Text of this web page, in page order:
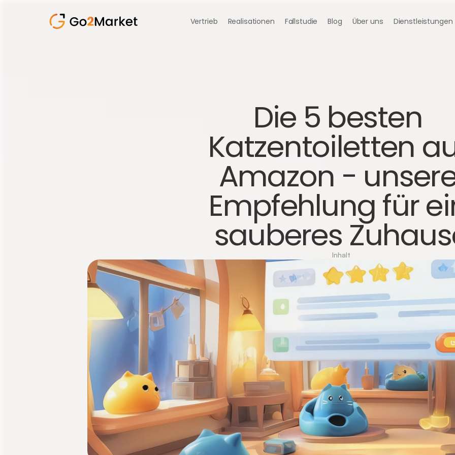
Vertrieb Realisationen Fallstudie Blog Über uns Dienstleistungen
Die 5 besten
Katzentoiletten
Amazon -
Empfehlung für
sauberesInhalt